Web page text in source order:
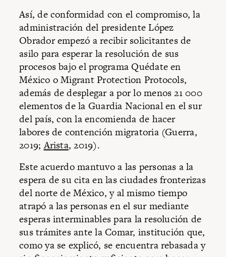
Así, de conformidad con el compromiso, la
administración del presidente López
Obrador empezó a recibir solicitantes de
asilo para esperar la resolución de sus
procesos bajo el programa Quédate en
México o Migrant Protection Protocols,
además de desplegar a por lo menos 21 000
elementos de la Guardia Nacional en el sur
del país, con la encomienda de hacer
labores de contención migratoria (Guerra,
2019;Arista, 2019).
Este acuerdo mantuvo a las personas a la
espera de su cita en las ciudades fronterizas
del norte de México, y al mismo tiempo
atrapó a las personas en el sur mediante
esperas interminables para la resolución de
sus trámites ante la Comar, institución que,
como ya se explicó, se encuentra rebasada y